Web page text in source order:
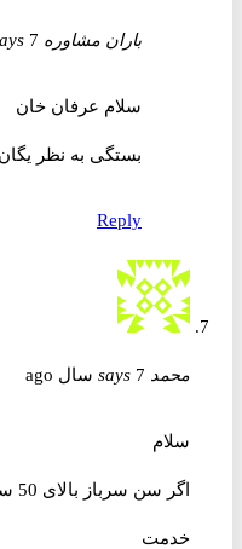
باران مشاوره says 7 سال ago
سلام عرفان خان
بستگی به نظر یگان
Reply
محمد says 7 سال ago
سلام
اگر سن
خدمت